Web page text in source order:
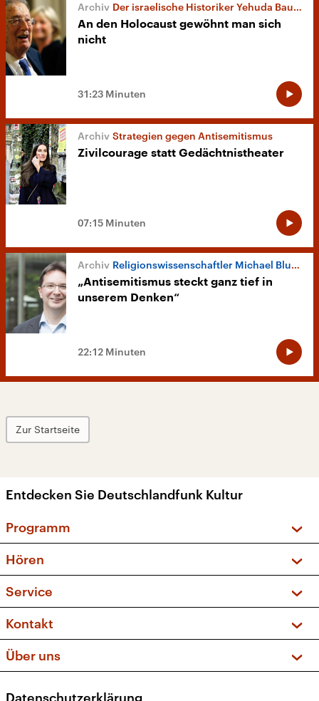
Der israelische Historiker Yehuda Bauer
An den Holocaust gewöhnt man sich
nicht
31:23 Minuten
Strategien gegen Antisemitismus
Zivilcourage statt Gedächtnistheater
07:15 Minuten
Religionswissenschaftler Michael Blume
„Antisemitismus steckt ganz tief in
unserem Denken“
22:12 Minuten
Zur Startseite
Entdecken Sie Deutschlandfunk Kultur
Programm
Sendungen und Podcasts
Musikliste
Kakadu – Das Kinderprogramm
Hören
Frequenzen (UKW + DAB+)
Service
FAQ
Apps
Newsletter
Kontakt
Social Media
Über uns
Datenschutzerklärung